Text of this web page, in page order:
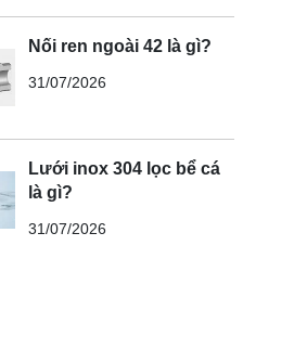
Nối ren ngoài 42 là gì?
31/07/2026
Lưới inox 304 lọc bể cá
là gì?
31/07/2026